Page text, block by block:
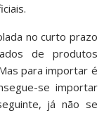
no curto prazo
de produtos
para importar é
se importar
já não se